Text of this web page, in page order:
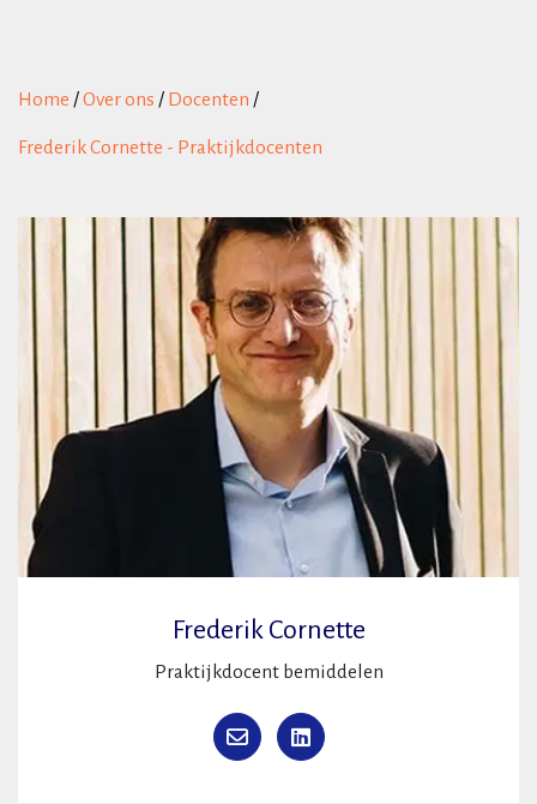
Home /Over ons / Docenten /
Frederik Cornette - Praktijkdocenten
Frederik Cornette
Praktijkdocent bemiddelen